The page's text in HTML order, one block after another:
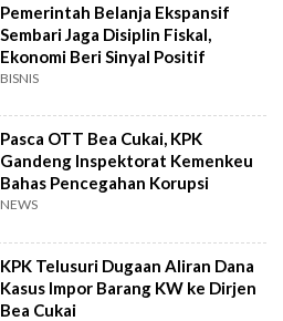
Pemerintah Belanja Ekspansif
Sembari Jaga Disiplin Fiskal,
Ekonomi Beri Sinyal Positif
BISNIS
Pasca OTT Bea Cukai, KPK
Gandeng Inspektorat Kemenkeu
Bahas Pencegahan Korupsi
NEWS
KPK Telusuri Dugaan Aliran Dana
Kasus Impor Barang KW ke Dirjen
Bea Cukai